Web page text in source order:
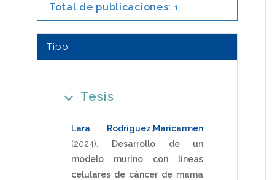
Total de publicaciones: 1
Tipo
Tesis
Lara Rodríguez,Maricarmen
(2024)
Desarrollo de un
modelo murino con líneas
celulares de cáncer de mama